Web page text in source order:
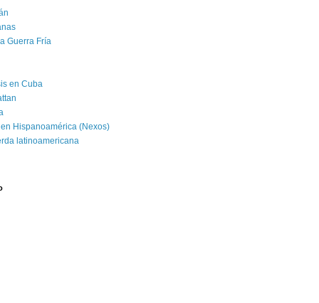
Guerra Fría
en Cuba
Hispanoamérica (Nexos)
latinoamericana